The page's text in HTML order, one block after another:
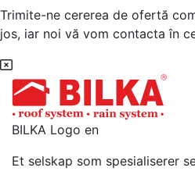
Trimite-ne cererea de ofertă
jos, iar noi vă vom contacta în
BILKA Logo en
Et selskap som spesialiserer